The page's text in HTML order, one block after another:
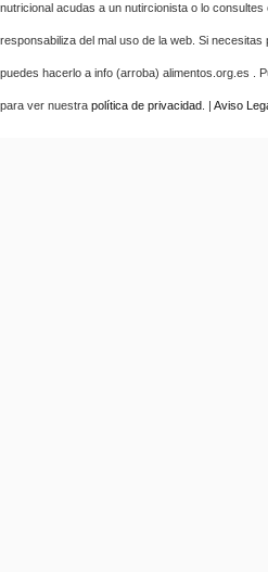
nutricional acudas a un nutircionista o lo
responsabiliza del mal uso de la web. Si
puedes hacerlo a info (arroba) alimentos.org.es .
para ver nuestra política de privacidad . | Aviso